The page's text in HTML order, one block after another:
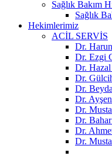
Sağlık Bakım
Sağlık
Hekimlerimiz
ACİL SERVİS
Dr.
Dr. Ezgi
Dr.
Dr.
Dr.
Dr.
Dr.
Dr.
Dr.
Dr.